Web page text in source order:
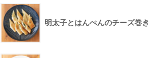
明太子とはんぺんのチーズ巻き